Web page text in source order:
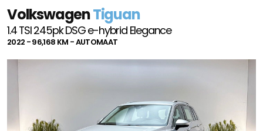
VolkswagenTiguan
1.4 TSI 245pk DSG e-hybrid Elegance
2022 - 96,168 KM - AUTOMAAT